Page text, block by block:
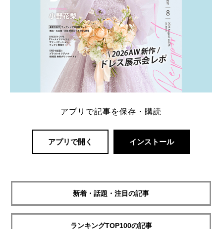
アプリで記事を保存・購読
アプリで開く インストール
新着・話題・注目の記事
ランキングTOP100の記事